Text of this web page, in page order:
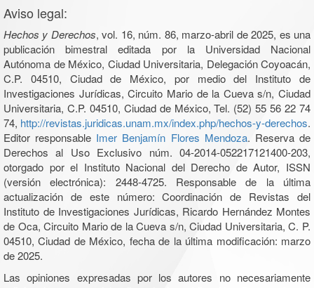
Aviso legal:
Hechos y Derechos, vol. 16, núm. 86, marzo-abril de 2025, es una
publicación bimestral editada por la Universidad Nacional
Autónoma de México, Ciudad Universitaria, Delegación Coyoacán,
C.P. 04510, Ciudad de México, por medio del Instituto de
Investigaciones Jurídicas, Circuito Mario de la Cueva s/n, Ciudad
Universitaria, C.P. 04510, Ciudad de México, Tel. (52) 55 56 22 74
74, http://revistas.juridicas.unam.mx/index.php/hechos-y-derechos.
Editor responsable Imer Benjamín Flores Mendoza. Reserva de
Derechos al Uso Exclusivo núm. 04-2014-052217121400-203,
otorgado por el Instituto Nacional del Derecho de Autor, ISSN
(versión electrónica): 2448-4725. Responsable de la última
actualización de este número: Coordinación de Revistas del
Instituto de Investigaciones Jurídicas, Ricardo Hernández Montes
de Oca, Circuito Mario de la Cueva s/n, Ciudad Universitaria, C. P.
04510, Ciudad de México, fecha de la última modificación: marzo
de 2025.
Las opiniones expresadas por los autores no necesariamente